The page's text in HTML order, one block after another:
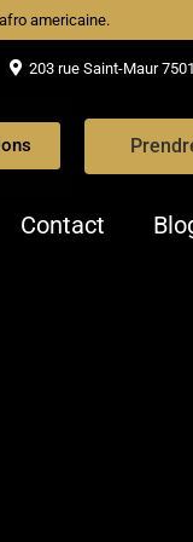
americaine.
203 rue Saint-Maur
Contact